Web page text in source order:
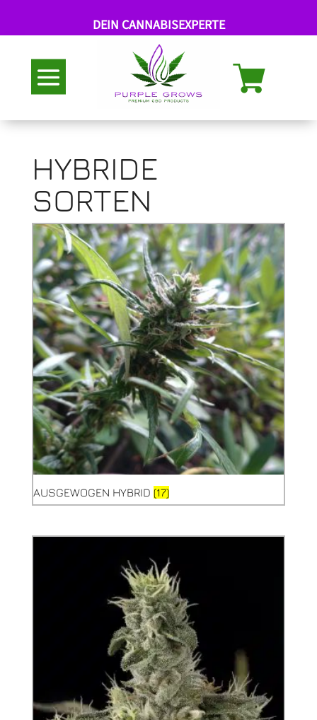
DEIN CANNABISEXPERTE
Abholung nach Termin
HYBRIDE
SORTEN
AUSGEWOGEN HYBRID (17)